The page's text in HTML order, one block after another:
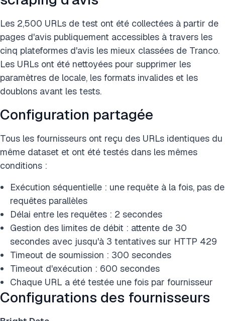
Les 2,500 URLs de test ont été collectées à partir de
pages d'avis publiquement accessibles à travers les
cinq plateformes d'avis les mieux classées de Tranco.
Les URLs ont été nettoyées pour supprimer les
paramètres de locale, les formats invalides et les
doublons avant les tests.
Configuration partagée
Tous les fournisseurs ont reçu des URLs identiques du
même dataset et ont été testés dans les mêmes
conditions :
Exécution séquentielle : une requête à la fois, pas de
requêtes parallèles
Délai entre les requêtes : 2 secondes
Gestion des limites de débit : attente de 30
secondes avec jusqu'à 3 tentatives sur HTTP 429
Timeout de soumission : 300 secondes
Timeout d'exécution : 600 secondes
Chaque URL a été testée une fois par fournisseur
Configurations des fournisseurs